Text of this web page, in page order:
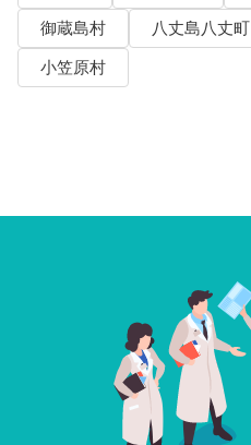
御蔵島村
八丈島八丈町
小笠原村